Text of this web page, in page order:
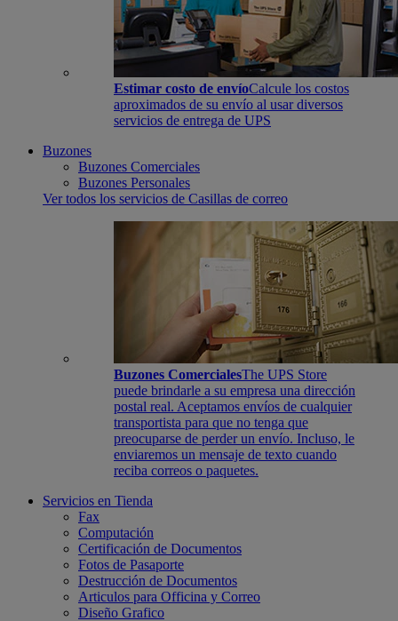
Estimar costo de envíoCalcule los costos
aproximados de su envío al usar diversos
servicios de entrega de UPS
Buzones
Buzones Comerciales
Buzones Personales
Ver todos los servicios de Casillas de correo
Buzones ComercialesThe UPS Store
puede brindarle a su empresa una dirección
postal real. Aceptamos envíos de cualquier
transportista para que no tenga que
preocuparse de perder un envío. Incluso, le
enviaremos un mensaje de texto cuando
reciba correos o paquetes.
Servicios en Tienda
Fax
Computación
Certificación de Documentos
Fotos de Pasaporte
Destrucción de Documentos
Articulos para Officina y Correo
Diseño Grafico